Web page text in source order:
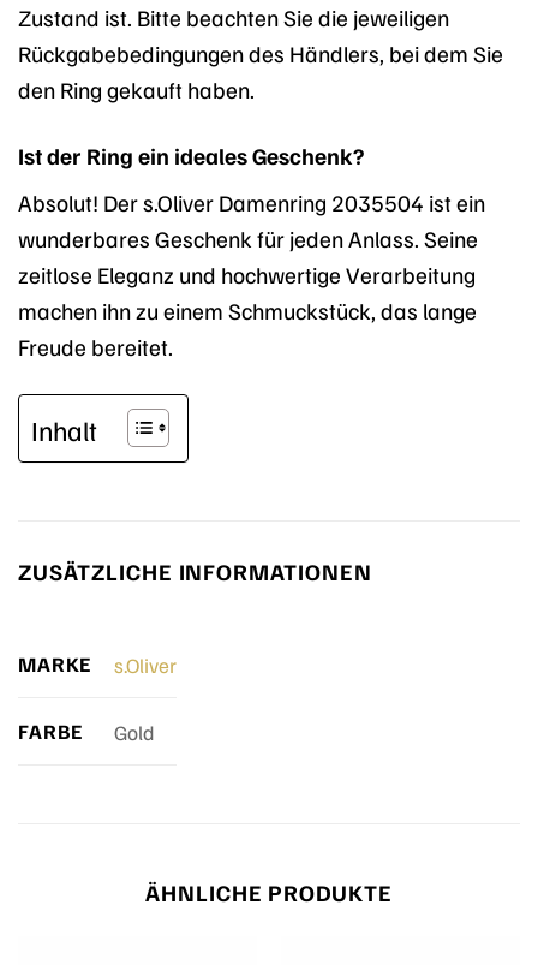
Zustand ist. Bitte beachten Sie die jeweiligen
Rückgabebedingungen des Händlers, bei dem Sie
den Ring gekauft haben.
Ist der Ring ein ideales Geschenk?
Absolut! Der s.Oliver Damenring 2035504 ist ein
wunderbares Geschenk für jeden Anlass. Seine
zeitlose Eleganz und hochwertige Verarbeitung
machen ihn zu einem Schmuckstück, das lange
Freude bereitet.
Inhalt
ZUSÄTZLICHE INFORMATIONEN
MARKE s.Oliver
FARBE Gold
ÄHNLICHE PRODUKTE